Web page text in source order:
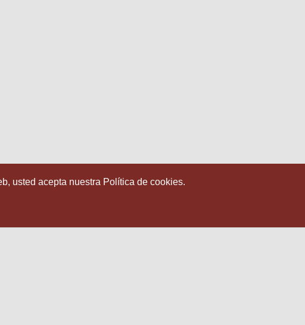
usted acepta nuestra Política de cookies.